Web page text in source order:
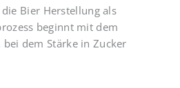
Bier Herstellung als
beginnt mit dem
dem Stärke in Zucker